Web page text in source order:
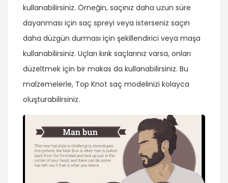
kullanabilirsiniz. Örneğin, saçınız daha uzun süre
dayanması için saç spreyi veya isterseniz saçın
daha düzgün durması için şekillendirici veya maşa
kullanabilirsiniz. Uçları kırık saçlarınız varsa, onları
düzeltmek için bir makas da kullanabilirsiniz. Bu
malzemelerle, Top Knot saç modelinizi kolayca
oluşturabilirsiniz.